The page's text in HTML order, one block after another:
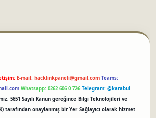
E-mail: backlinkpaneli@gmail.com Teams:
Whatsapp: 0262 606 0 726 Telegram: @karabul
5651 Sayılı Kanun gereğince Bilgi Teknolojileri ve
tarafından onaylanmış bir Yer Sağlayıcı olarak hizmet